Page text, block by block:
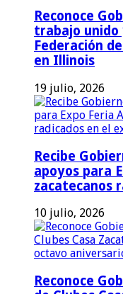
Reconoce
trabajo unido
Federación
en Illinois
19 julio, 2026
Recibe
apoyos para
zacatecanos
10 julio, 2026
Reconoce